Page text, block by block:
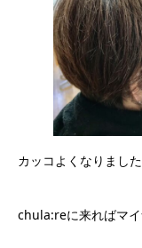
カッコよくなりまし
chula:reに来ればマイ